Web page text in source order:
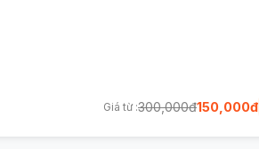
Giá từ :300,000đ150,000đ